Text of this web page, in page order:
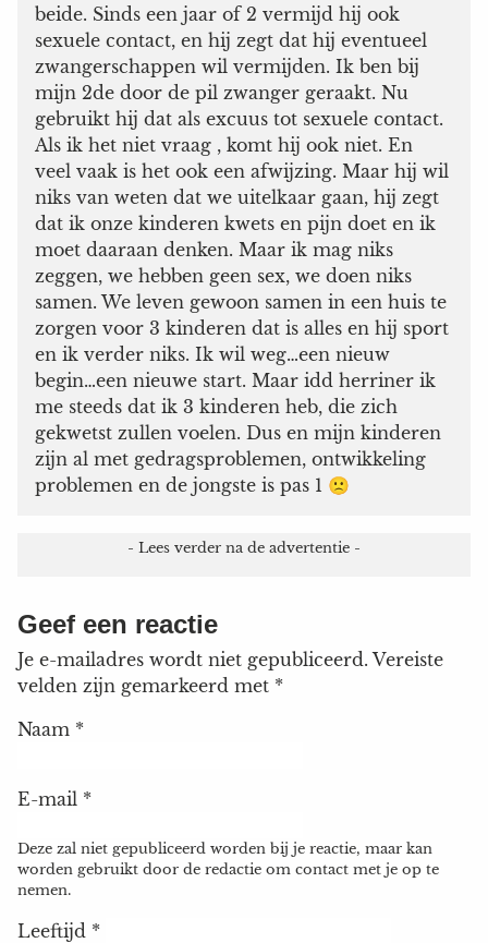
beide. Sinds een jaar of 2 vermijd hij ook
sexuele contact, en hij zegt dat hij eventueel
zwangerschappen wil vermijden. Ik ben bij
mijn 2de door de pil zwanger geraakt. Nu
gebruikt hij dat als excuus tot sexuele contact.
Als ik het niet vraag , komt hij ook niet. En
veel vaak is het ook een afwijzing. Maar hij wil
niks van weten dat we uitelkaar gaan, hij zegt
dat ik onze kinderen kwets en pijn doet en ik
moet daaraan denken. Maar ik mag niks
zeggen, we hebben geen sex, we doen niks
samen. We leven gewoon samen in een huis te
zorgen voor 3 kinderen dat is alles en hij sport
en ik verder niks. Ik wil weg…een nieuw
begin…een nieuwe start. Maar idd herriner ik
me steeds dat ik 3 kinderen heb, die zich
gekwetst zullen voelen. Dus en mijn kinderen
zijn al met gedragsproblemen, ontwikkeling
problemen en de jongste is pas 1 🙁
Geef een reactie
Je e-mailadres wordt niet gepubliceerd. Vereiste
velden zijn gemarkeerd met *
Naam *
E-mail *
Deze zal niet gepubliceerd worden bij je reactie, maar kan
worden gebruikt door de redactie om contact met je op te
nemen.
Leeftijd *